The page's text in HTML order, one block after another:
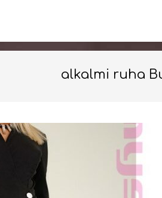
alkalmi ruha